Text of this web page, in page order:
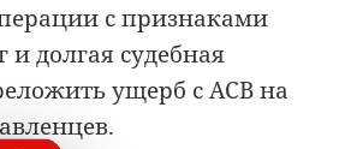
с признаками
и долгая судебная
ущерб с АСВ на